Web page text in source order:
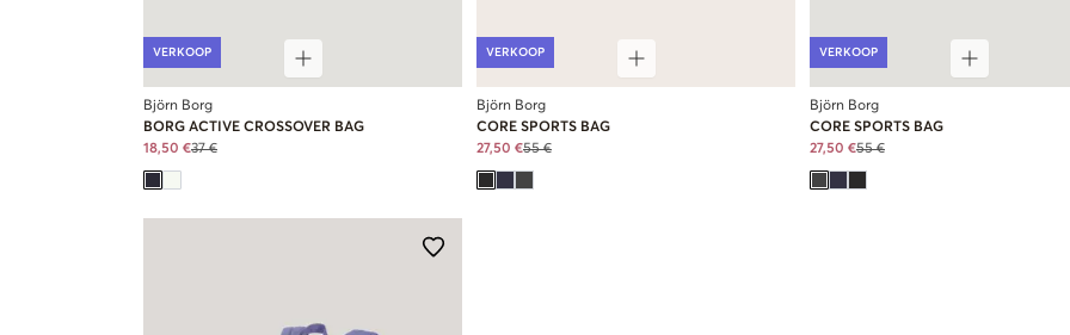
VERKOOP
Björn Borg
BORG ACTIVE CROSSOVER BAG
18,50 €37 €
VERKOOP
Björn Borg
CORE SPORTS BAG
27,50 €55 €
VERKOOP
Björn Borg
CORE SPORTS BAG
27,50 €55 €